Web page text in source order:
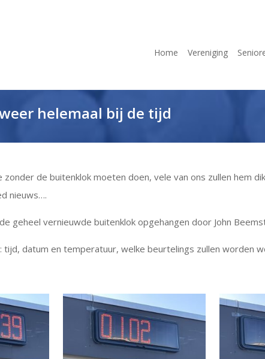
Home Vereniging
helemaal bij de tijd
zonder de buitenklok moeten doen, vele van ons zullen hem
nieuws….
geheel vernieuwde buitenklok opgehangen door John
tijd, datum en temperatuur, welke beurtelings zullen worden